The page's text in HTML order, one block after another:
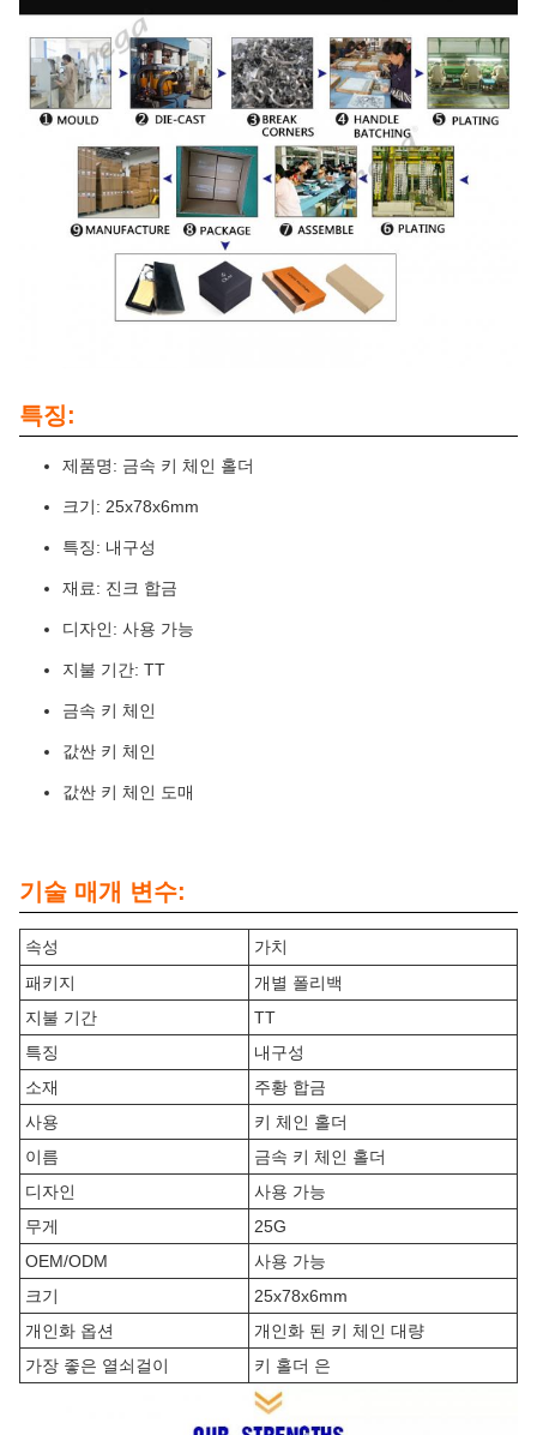
특징:
제품명: 금속 키 체인 홀더
크기: 25x78x6mm
특징: 내구성
재료: 진크 합금
디자인: 사용 가능
지불 기간: TT
금속 키 체인
값싼 키 체인
값싼 키 체인 도매
기술 매개 변수:
속성
가치
패키지
개별 폴리백
지불 기간
TT
특징
내구성
소재
주황 합금
사용
키 체인 홀더
이름
금속 키 체인 홀더
디자인
사용 가능
무게
25G
OEM/ODM
사용 가능
크기
25x78x6mm
개인화 옵션
개인화 된 키 체인 대량
가장 좋은 열쇠걸이
키 홀더 은